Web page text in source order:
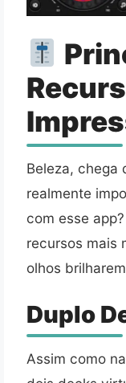
Beleza, chega
realmente
com esse
recursos mais
olhos
Duplo
Assim como